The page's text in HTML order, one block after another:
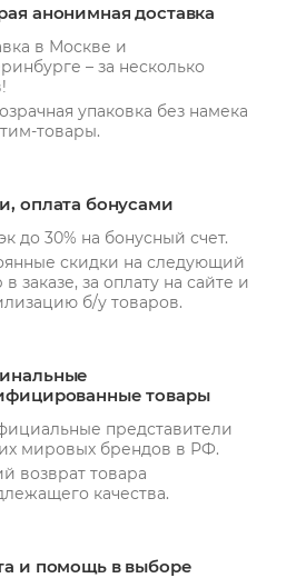
анонимная доставка
в Москве и
– за несколько
упаковка без намека
товары.
оплата бонусами
до 30% на бонусный счет.
скидки на следующий
в заказе, за оплату на сайте и
б/у товаров.
товары
представители
мировых брендов в РФ.
возврат товара
качества.
и помощь в выборе